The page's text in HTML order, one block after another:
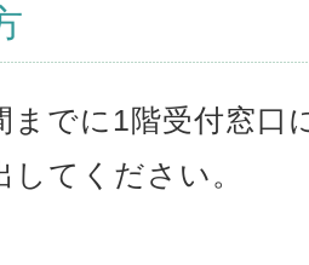
までに1階受付窓口
てください。